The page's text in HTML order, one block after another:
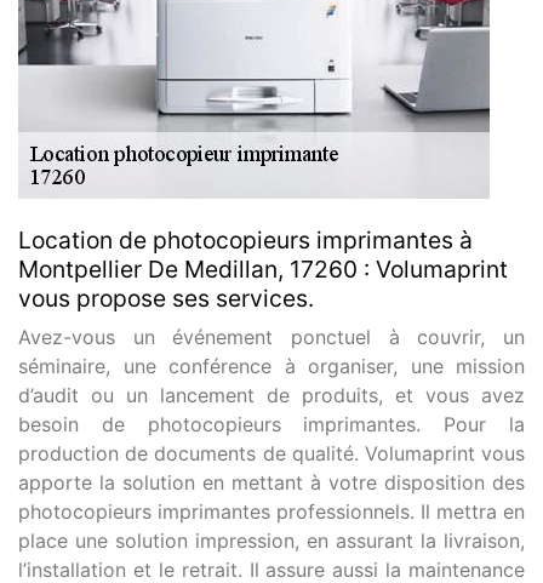
Location de photocopieurs imprimantes à
Montpellier De Medillan, 17260 : Volumaprint
vous propose ses services.
Avez-vous un événement ponctuel à couvrir, un
séminaire, une conférence à organiser, une mission
d’audit ou un lancement de produits, et vous avez
besoin de photocopieurs imprimantes. Pour la
production de documents de qualité. Volumaprint vous
apporte la solution en mettant à votre disposition des
photocopieurs imprimantes professionnels. Il mettra en
place une solution impression, en assurant la livraison,
l’installation et le retrait. Il assure aussi la maintenance